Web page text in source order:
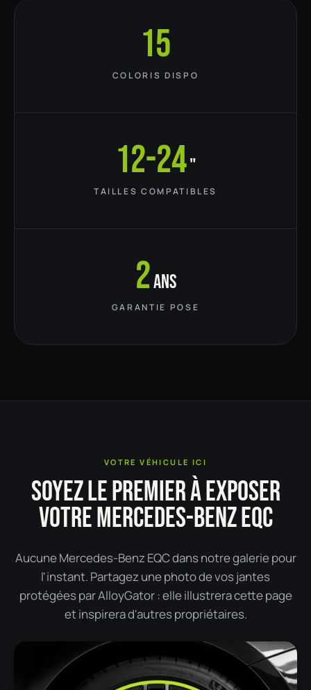
15
COLORIS DISPO
12-24"
TAILLES COMPATIBLES
2ans
GARANTIE POSE
VOTRE VÉHICULE ICI
SOYEZ LE PREMIER À EXPOSER
VOTRE MERCEDES-BENZ EQC
Aucune Mercedes-Benz EQC dans notre galerie pour
l'instant. Partagez une photo de vos jantes
protégées par AlloyGator : elle illustrera cette page
et inspirera d'autres propriétaires.